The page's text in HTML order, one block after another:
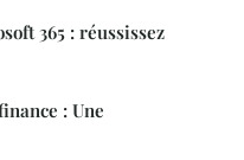
365 : réussissez
: Une